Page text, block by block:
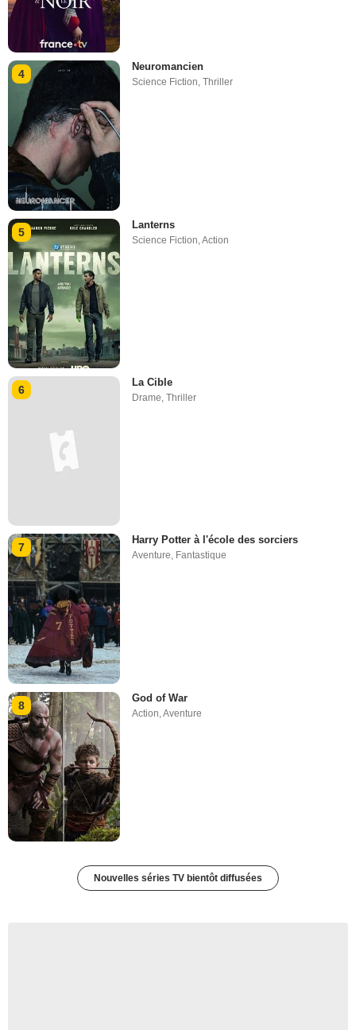
4
Neuromancien
Science Fiction,Thriller
5
Lanterns
Science Fiction ,Action
6
La Cible
Drame,Thriller
7
Harry Potter à l'école des sorciers
Aventure, Fantastique
8
God of War
Action ,Aventure
Nouvelles séries TV bientôt diffusées